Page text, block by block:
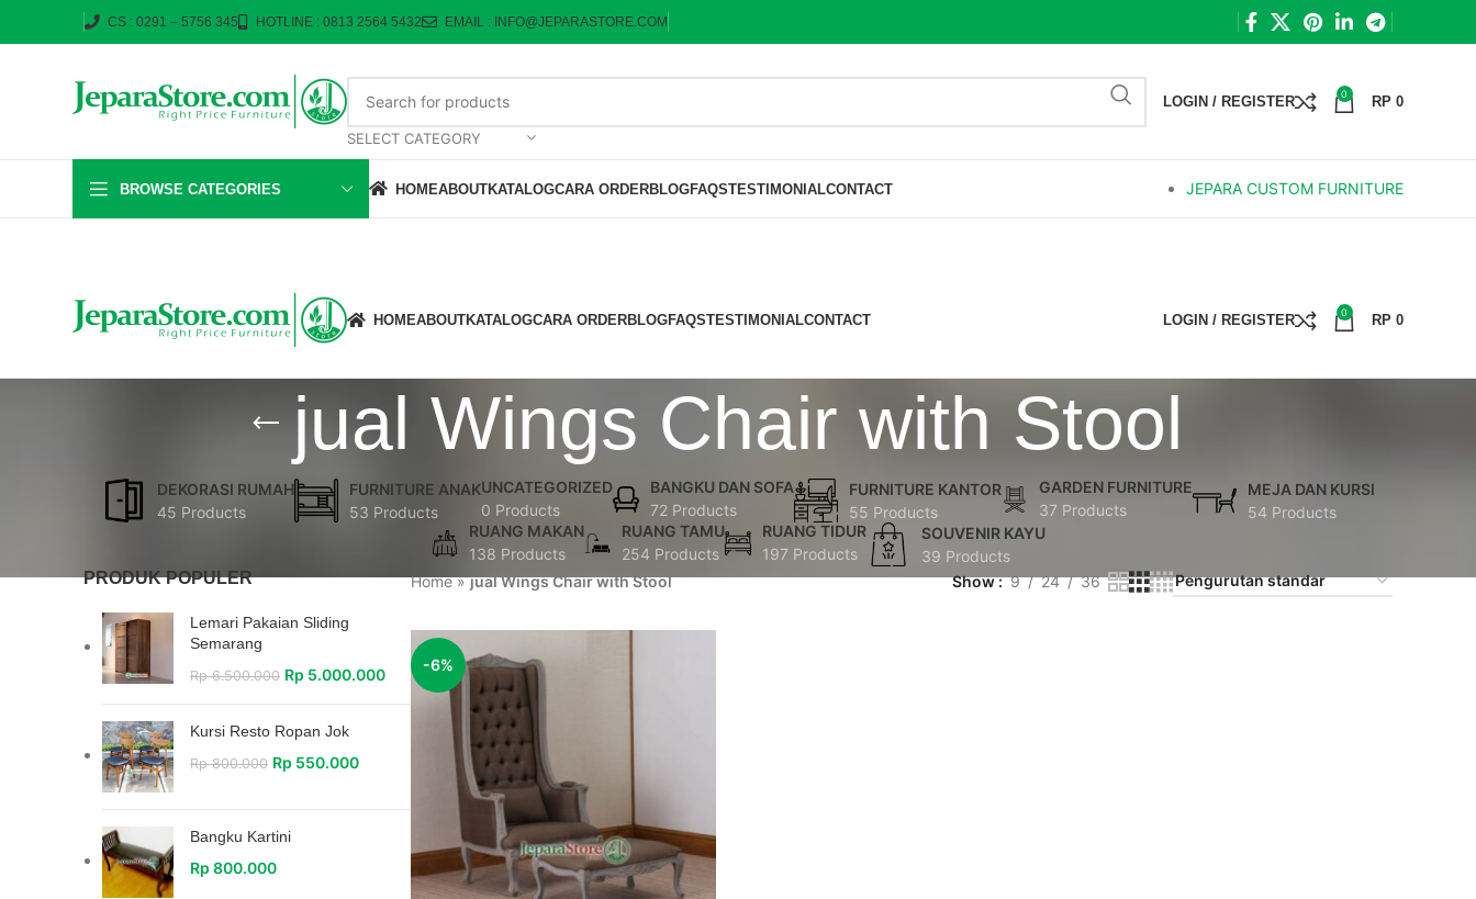
CS : 0291 – 5756 345 HOTLINE : 0813 2564 5432 EMAIL : INFO@JEPARASTORE.COM
SELECT CATEGORY
LOGIN / REGISTER 0 RP 0
BROWSE CATEGORIES HOMEABOUTKATALOGCARA ORDERBLOGFAQSTESTIMONIALCONTACT JEPARA CUSTOM FURNITURE
HOMEABOUTKATALOGCARA ORDERBLOGFAQSTESTIMONIALCONTACT LOGIN / REGISTER 0 RP 0
jual Wings Chair with Stool
DEKORASI RUMAH
45 Products
FURNITURE ANAK
53 Products
UNCATEGORIZED
0 Products
BANGKU DAN SOFA
72 Products
FURNITURE KANTOR
55 Products
GARDEN FURNITURE
37 Products
MEJA DAN KURSI
54 Products
RUANG MAKAN
138 Products
RUANG TAMU
254 Products
RUANG TIDUR
197 Products
SOUVENIR KAYU
39 Products
PRODUK POPULER
Lemari Pakaian Sliding
Semarang
Rp6.500.000 Rp 5.000.000
Kursi Resto Ropan Jok
Rp800.000 Rp 550.000
Bangku Kartini
Rp 800.000
Home»jual Wings Chair with Stool Show 9 24 36
-6%